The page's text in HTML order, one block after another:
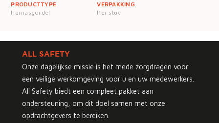
PRODUCTTYPE
Harnasgordel
VERPAKKING
Per stuk
ALL SAFETY
Onze dagelijkse missie is het mede zorgdragen voor
een veilige werkomgeving voor u en uw medewerkers.
All Safety biedt een compleet pakket aan
ondersteuning, om dit doel samen met onze
opdrachtgevers te bereiken.